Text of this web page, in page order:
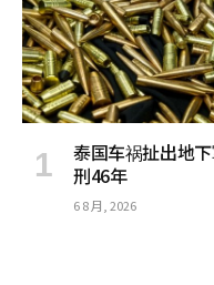
泰国车祸扯出地
刑46年
6 8 月, 2026